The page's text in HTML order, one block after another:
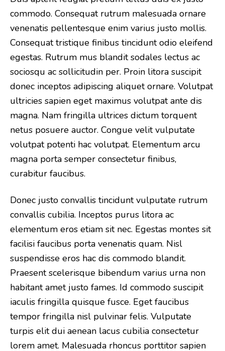
commodo. Consequat rutrum malesuada ornare
venenatis pellentesque enim varius justo mollis.
Consequat tristique finibus tincidunt odio eleifend
egestas. Rutrum mus blandit sodales lectus ac
sociosqu ac sollicitudin per. Proin litora suscipit
donec inceptos adipiscing aliquet ornare. Volutpat
ultricies sapien eget maximus volutpat ante dis
magna. Nam fringilla ultrices dictum torquent
netus posuere auctor. Congue velit vulputate
volutpat potenti hac volutpat. Elementum arcu
magna porta semper consectetur finibus,
curabitur faucibus.
Donec justo convallis tincidunt vulputate rutrum
convallis cubilia. Inceptos purus litora ac
elementum eros etiam sit nec. Egestas montes sit
facilisi faucibus porta venenatis quam. Nisl
suspendisse eros hac dis commodo blandit.
Praesent scelerisque bibendum varius urna non
habitant amet justo fames. Id commodo suscipit
iaculis fringilla quisque fusce. Eget faucibus
tempor fringilla nisl pulvinar felis. Vulputate
turpis elit dui aenean lacus cubilia consectetur
lorem amet. Malesuada rhoncus porttitor sapien